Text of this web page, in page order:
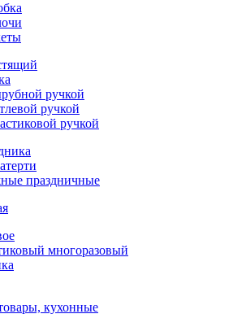
ручкой
ручкой
ручкой
праздничные
многоразовый
кухонные